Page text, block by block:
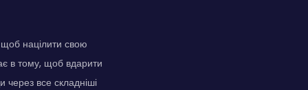
націлити свою
в тому, щоб вдарити
через все складніші